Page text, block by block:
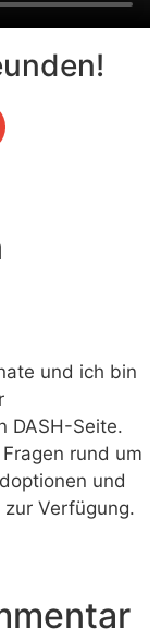
und ich bin
DASH-Seite.
rund um
und
Verfügung.